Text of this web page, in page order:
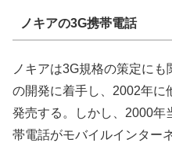
ノキアの3G携帯電話
ノキアは3G規格の策定に
の開発に着手し、2002年に
発売する。しかし、2000年
帯電話がモバイルインター